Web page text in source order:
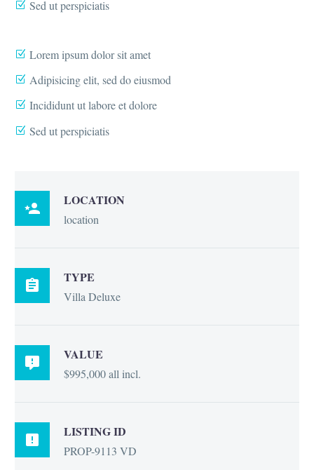
Sed ut perspiciatis
Lorem ipsum dolor sit amet
Adipisicing elit, sed do eiusmod
Incididunt ut labore et dolore
Sed ut perspiciatis

LOCATION
location

TYPE
Villa Deluxe

VALUE
$995,000 all incl.

LISTING ID
PROP-9113 VD